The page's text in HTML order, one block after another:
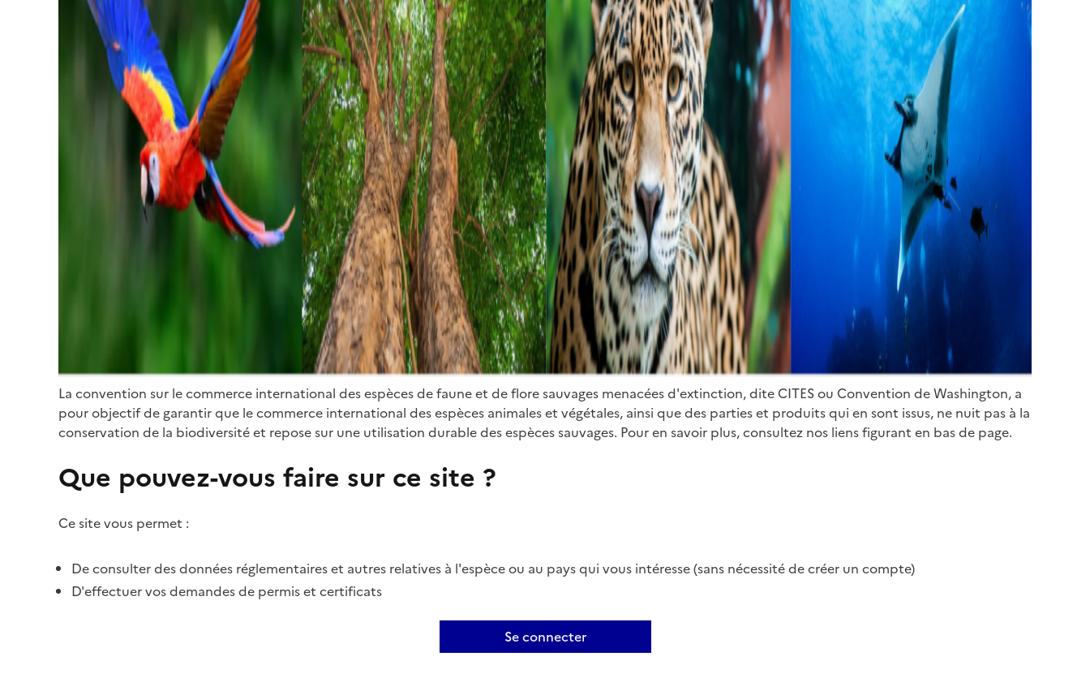
La convention sur le commerce international des espèces de faune et de flore sauvages menacées d'extinction, dite CITES ou Convention de Washington, a
pour objectif de garantir que le commerce international des espèces animales et végétales, ainsi que des parties et produits qui en sont issus, ne nuit pas à la
conservation de la biodiversité et repose sur une utilisation durable des espèces sauvages. Pour en savoir plus, consultez nos liens figurant en bas de page.
Que pouvez-vous faire sur ce site ?
Ce site vous permet :
De consulter des données réglementaires et autres relatives à l'espèce ou au pays qui vous intéresse (sans nécessité de créer un compte)
D'effectuer vos demandes de permis et certificats
Se connecter